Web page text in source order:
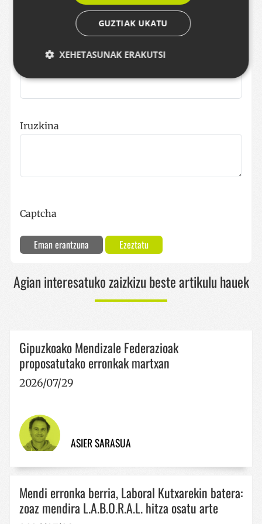
Email
Iruzkina
Captcha
Eman erantzuna Ezeztatu
Agian interesatuko zaizkizu beste artikulu hauek
Gipuzkoako Mendizale Federazioak
proposatutako erronkak martxan
2026/07/29
ASIER SARASUA
Mendi erronka berria, Laboral Kutxarekin batera:
zoaz mendira L.A.B.O.R.A.L. hitza osatu arte
GUZTIAK UKATU
XEHETASUNAK ERAKUTSI
Behar-beharrezkoa
Errendimendua
__cf_bm
VISITOR_PRIVACY_METADATA